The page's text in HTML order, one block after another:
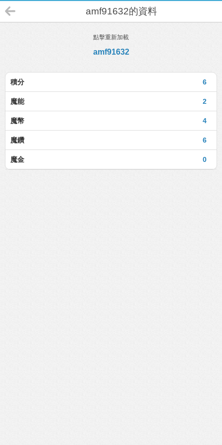
amf91632的資料
點擊重新加載
amf91632
6
積分
2
魔能
4
魔幣
6
魔鑽
0
魔金